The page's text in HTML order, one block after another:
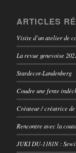
ARTICLES
Visite d’un atelier de
La revue genevoise
Stardecor-Landenberg
Coudre une fente
Créateur / créatrice de
Rencontre avec la
JUKI DU-1181N :